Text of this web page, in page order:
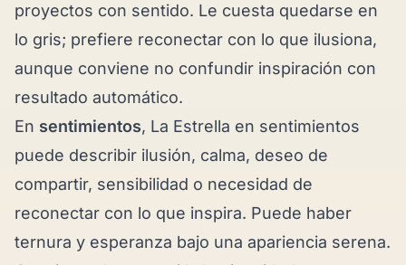
proyectos con sentido. Le cuesta quedarse en
lo gris; prefiere reconectar con lo que ilusiona,
aunque conviene no confundir inspiración con
resultado automático.
En sentimientos, La Estrella en sentimientos
puede describir ilusión, calma, deseo de
compartir, sensibilidad o necesidad de
reconectar con lo que inspira. Puede haber
ternura y esperanza bajo una apariencia serena.